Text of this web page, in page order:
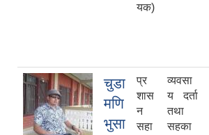
यक)
चुडा
मणि
भुसा
प्र
शास
न
सहा
व्यवसा
य दर्ता
तथा
सहका